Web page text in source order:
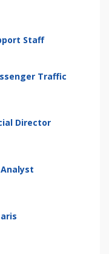
Staff
Traffic
Director